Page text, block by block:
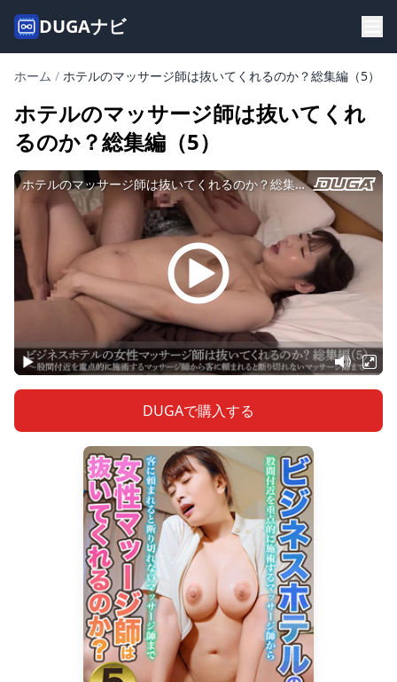
DUGAナビ
ホーム / ホテルのマッサージ師は抜いてくれるのか？総集編（5）
ホテルのマッサージ師は抜いてくれ
るのか？総集編（5）
DUGAで購入する